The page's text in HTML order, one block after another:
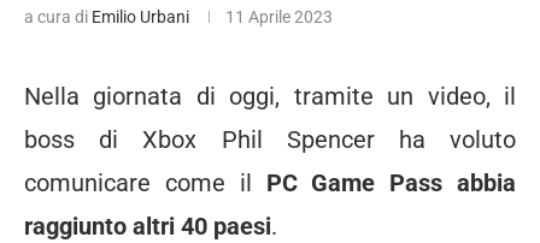
a cura di Emilio Urbani 11 Aprile 2023
Nella giornata di oggi, tramite un video, il
boss di Xbox Phil Spencer ha voluto
comunicare come il PC Game Pass abbia
raggiunto altri 40 paesi.